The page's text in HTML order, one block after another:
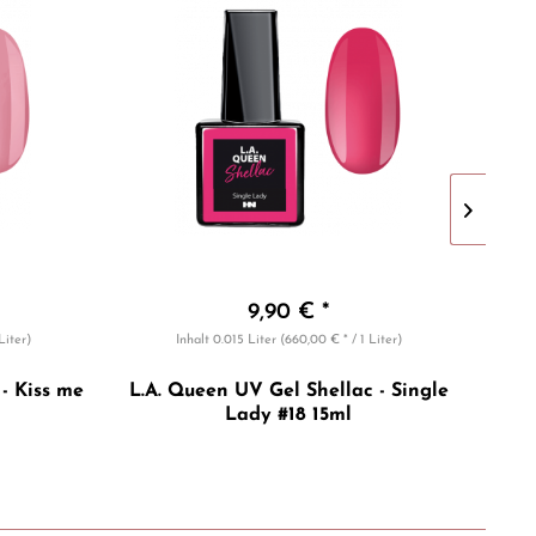
Kiss me
9,90 € *
Inhalt 0.015 Liter (660,00 € * / 1 Liter)
L.A. Queen UV Gel Shellac - Single
Lady #18 15ml